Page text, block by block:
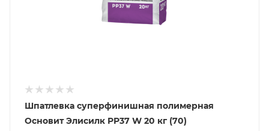
Шпатлевка суперфинишная полимерная
Основит Элисилк PP37 W 20 кг (70)